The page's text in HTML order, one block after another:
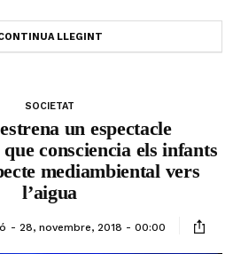
LLEGINT
SOCIETAT
un espectacle
que consciencia els infants
mediambiental vers
l’aigua
28, novembre, 2018 - 00:00